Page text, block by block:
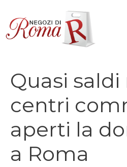
contenuto
Quasi saldi
centri
aperti la
a Roma